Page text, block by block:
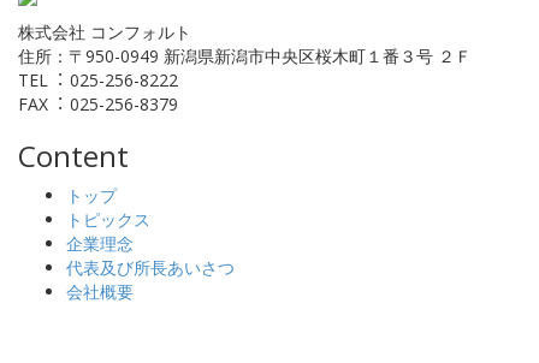
株式会社 コンフォルト
住所：〒950-0949 新潟県新潟市中央区桜⽊町１番３号 ２Ｆ
TEL︓ 025-256-8222
FAX︓ 025-256-8379
Content
トップ
トピックス
企業理念
代表及び所長あいさつ
会社概要